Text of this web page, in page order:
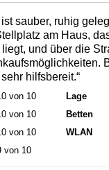
sauber, ruhig
am Haus,
und über die
hilfsbereit.“
von 10
von 10
von 10
von 10
Lage
Betten
WLAN